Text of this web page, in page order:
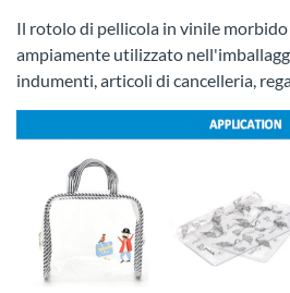
Il rotolo di pellicola in vinile
ampiamente utilizzato
indumenti, articoli di cancelleria,